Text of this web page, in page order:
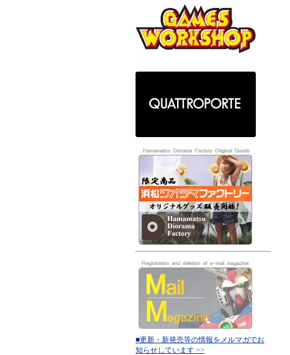
■更新・新発売等の情報をメルマガでお
知らせしています >>